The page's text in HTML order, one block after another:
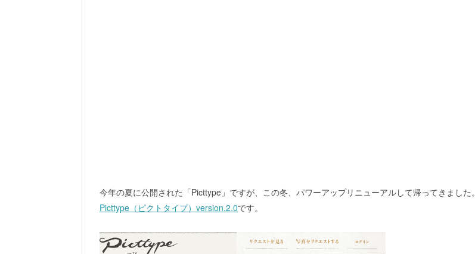
今年の夏に公開された「Picttype」ですが、この冬、パワーアップリニューアルして帰ってきました。
Picttype（ピクトタイプ）version.2.0です。